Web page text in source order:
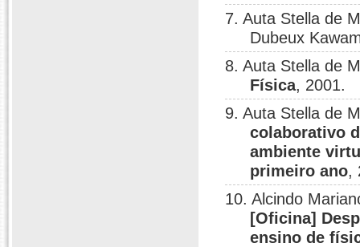
7. Auta Stella de
Dubeux
8. Auta Stella de
Física, 2001.
9. Auta Stella de
colaborativo
ambiente
primeiro ano,
10. Alcindo
[Oficina]
ensino de